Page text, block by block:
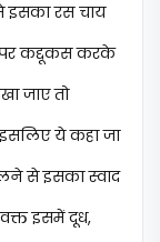
रस चाय
कद्दूकस करके
जाए तो
ये कहा जा
से इसका स्वाद
इसमें दूध,